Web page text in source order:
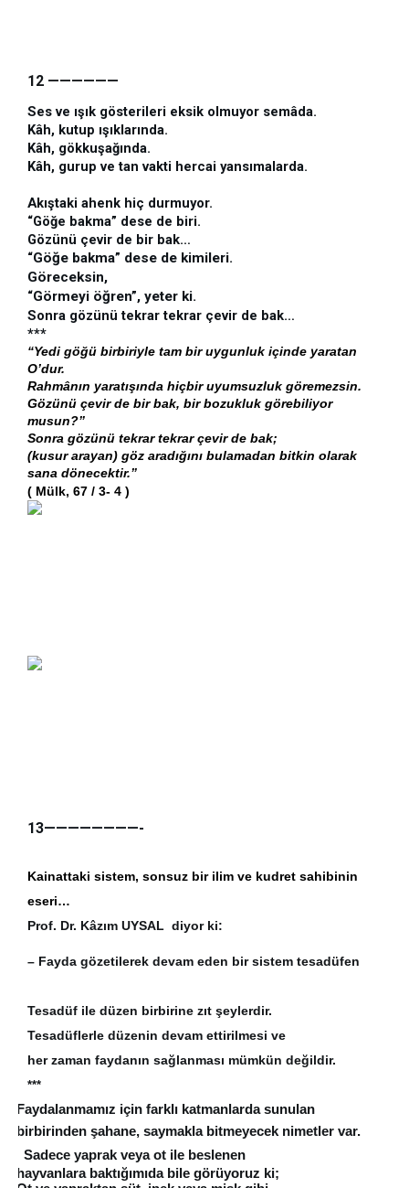
12 ——————
Ses ve ışık gösterileri eksik olmuyor semâda.
Kâh, kutup ışıklarında.
Kâh, gökkuşağında.
Kâh, gurup ve tan vakti hercai yansımalarda.
Akıştaki ahenk hiç durmuyor.
“Göğe bakma” dese de biri.
Gözünü çevir de bir bak…
“Göğe bakma” dese de kimileri.
Göreceksin,
“Görmeyi öğren”, yeter ki.
Sonra gözünü tekrar tekrar çevir de bak…
***
“Yedi göğü birbiriyle tam bir uygunluk içinde yaratan
O’dur.
Rahmânın yaratışında hiçbir uyumsuzluk göremezsin.
Gözünü çevir de bir bak, bir bozukluk görebiliyor
musun?”
Sonra gözünü tekrar tekrar çevir de bak;
(kusur arayan) göz aradığını bulamadan bitkin olarak
sana dönecektir.”
( Mülk, 67 / 3- 4 )
13————————-
Kainattaki sistem, sonsuz bir ilim ve kudret sahibinin
eseri…
Prof. Dr. Kâzım UYSAL  diyor ki:
gözetilerek devam eden bir sistem tesadüfen
ile düzen birbirine zıt şeylerdir.
düzenin devam ettirilmesi ve
faydanın sağlanması mümkün değildir.
için farklı katmanlarda sunulan
şahane, saymakla bitmeyecek nimetler var.
Sadece yaprak veya ot ile beslenen
baktığımıda bile görüyoruz ki;